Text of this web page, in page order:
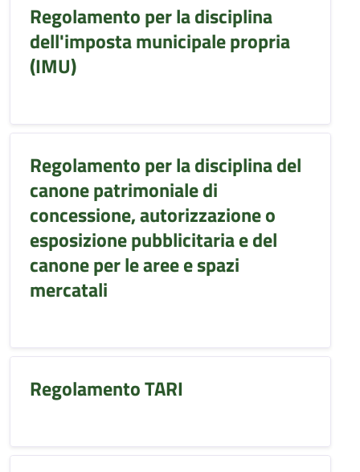
Regolamento per la disciplina
dell'imposta municipale propria
(IMU)
Regolamento per la disciplina del
canone patrimoniale di
concessione, autorizzazione o
esposizione pubblicitaria e del
canone per le aree e spazi
mercatali
Regolamento TARI